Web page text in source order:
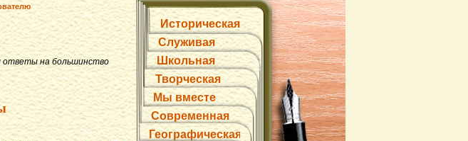
ответы на большинство
Историческая
Служивая
Школьная
Творческая
Мы вместе
Современная
Географическая